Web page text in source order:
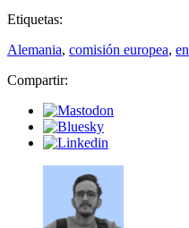
Etiquetas:
Alemania, comisión europea,
Compartir: